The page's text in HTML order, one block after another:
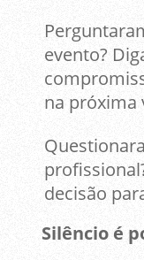
evento?
na próxima
decisão
Silêncio é